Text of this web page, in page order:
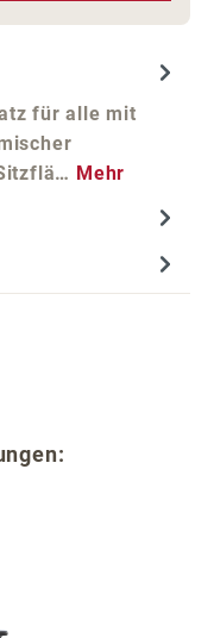
für alle mit
Mehr